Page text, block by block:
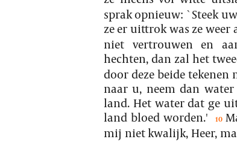
sprak opnieuw: `Steek
ze er uittrok was ze
niet vertrouwen en
hechten, dan zal het
door deze beide
naar u, neem dan
land. Het water dat ge
land bloed worden.'
10
mij niet kwalijk, Heer,